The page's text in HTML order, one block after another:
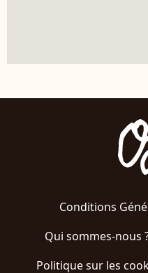
Conditions
Qui sommes-nous
Politique sur les